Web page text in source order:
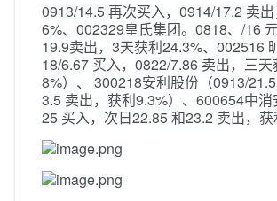
0913/14.5 再次买入，0914/17.2 卖
6%、002329皇氏集团。0818、/16
19.9卖出，3天获利24.3%、002516
18/6.67 买入，0822/7.86 卖出，三天
8%）、 300218安利股份（0913/
3.5 卖出，获利9.3%）、600654中
25 买入，次日22.85 和23.2 卖出，获